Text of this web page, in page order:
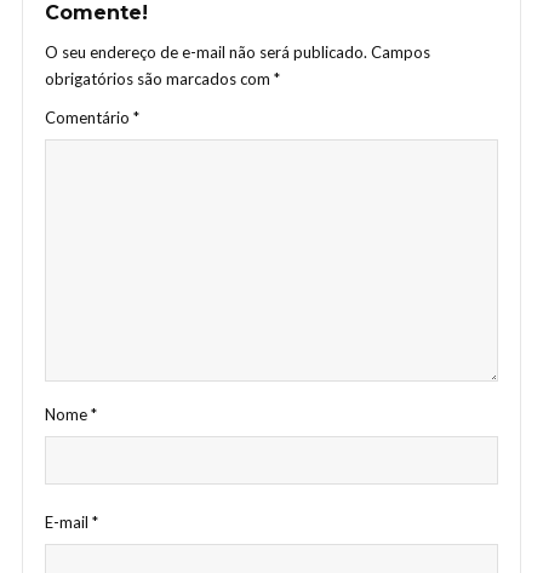
Comente!
O seu endereço de e-mail não será publicado. Campos
obrigatórios são marcados com *
Comentário *
Nome*
E-mail *